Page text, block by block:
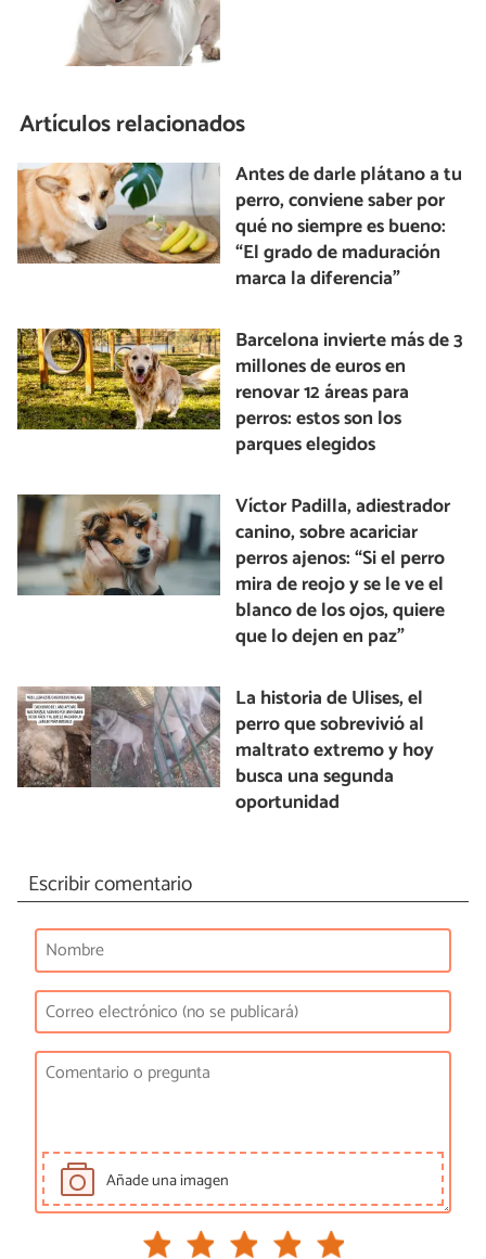
Artículos relacionados
Antes de darle plátano a tu
perro, conviene saber por
qué no siempre es bueno:
“El grado de maduración
marca la diferencia”
Barcelona invierte más de 3
millones de euros en
renovar 12 áreas para
perros: estos son los
parques elegidos
Víctor Padilla, adiestrador
canino, sobre acariciar
perros ajenos: “Si el perro
mira de reojo y se le ve el
blanco de los ojos, quiere
que lo dejen en paz”
La historia de Ulises, el
perro que sobrevivió al
maltrato extremo y hoy
busca una segunda
oportunidad
Escribir comentario
Añade una imagen